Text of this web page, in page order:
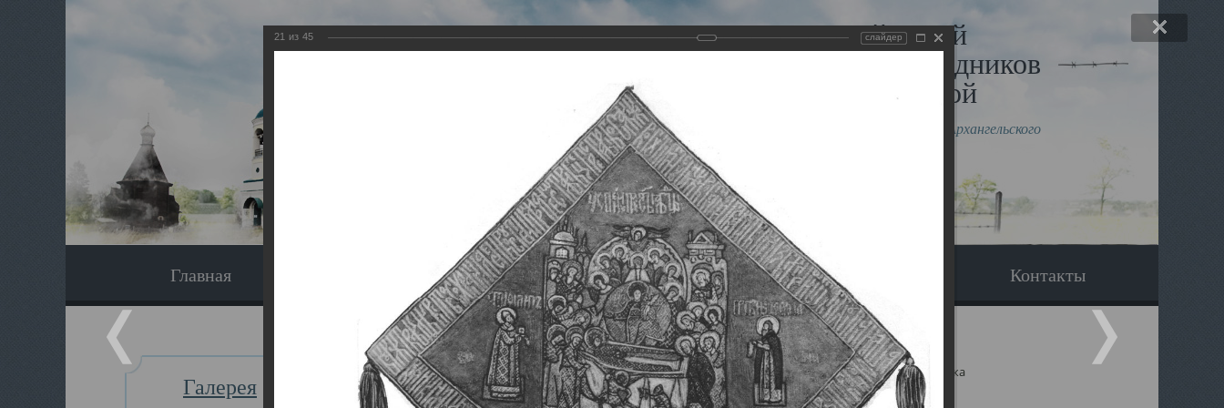
Виртуальный музей
Новомучеников и исповедников
Земли Архангельской
Сайт создан по благословлению митрополита Архангельского
Главная Наследники Галерея Вопрос-ответ Контакты
Галерея
Главная Галерея Храмы-мученики Архангельска Свято-Троицкий собор Архангельска
21 из 45 слайдер